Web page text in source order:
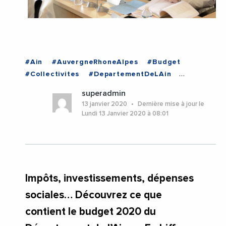
#Ain #AuvergneRhoneAlpes
#Budget
#Collectivites
#DepartementDeLAin
superadmin
13 janvier 2020
Dernière mise à jour le
Lundi 13 Janvier 2020 à 08:01
Impôts, investissements, dépenses
sociales… Découvrez ce que
contient le budget 2020 du